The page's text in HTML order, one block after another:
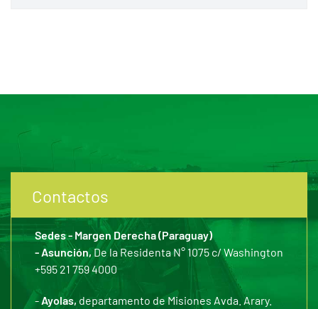
Contactos
Sedes - Margen Derecha (Paraguay)
- Asunción,De la Residenta N° 1075 c/ Washington
+595 21 759 4000
- Ayolas, departamento de Misiones Avda. Arary.